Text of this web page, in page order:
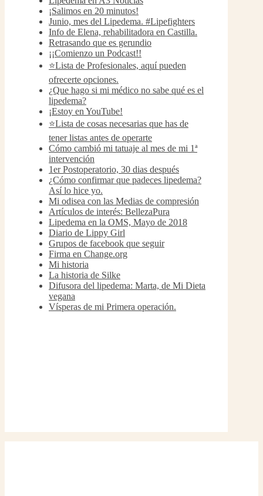
¡Salimos en 20 minutos!
Junio, mes del Lipedema. #Lipefighters
Info de Elena, rehabilitadora en Castilla.
Retrasando que es gerundio
¡¡Comienzo un Podcast!!
⭐Lista de Profesionales, aquí pueden
ofrecerte opciones.
¿Que hago si mi médico no sabe qué es el
lipedema?
¡Estoy en YouTube!
⭐Lista de cosas necesarias que has de
tener listas antes de operarte
Cómo cambió mi tatuaje al mes de mi 1ª
intervención
1er Postoperatorio, 30 dias después
¿Cómo confirmar que padeces lipedema?
Así lo hice yo.
Mi odisea con las Medias de compresión
Artículos de interés: BellezaPura
Lipedema en la OMS, Mayo de 2018
Diario de Lippy Girl
Grupos de facebook que seguir
Firma en Change.org
Mi historia
La historia de Silke
Difusora del lipedema: Marta, de Mi Dieta
vegana
Vísperas de mi Primera operación.